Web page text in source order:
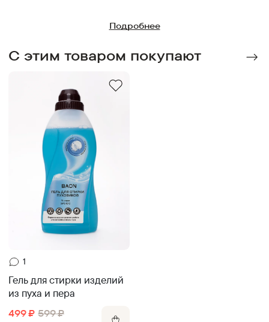
Подробнее
C этим товаром покупают
1
Гель для стирки изделий
из пуха и пера
499 ₽ 599 ₽